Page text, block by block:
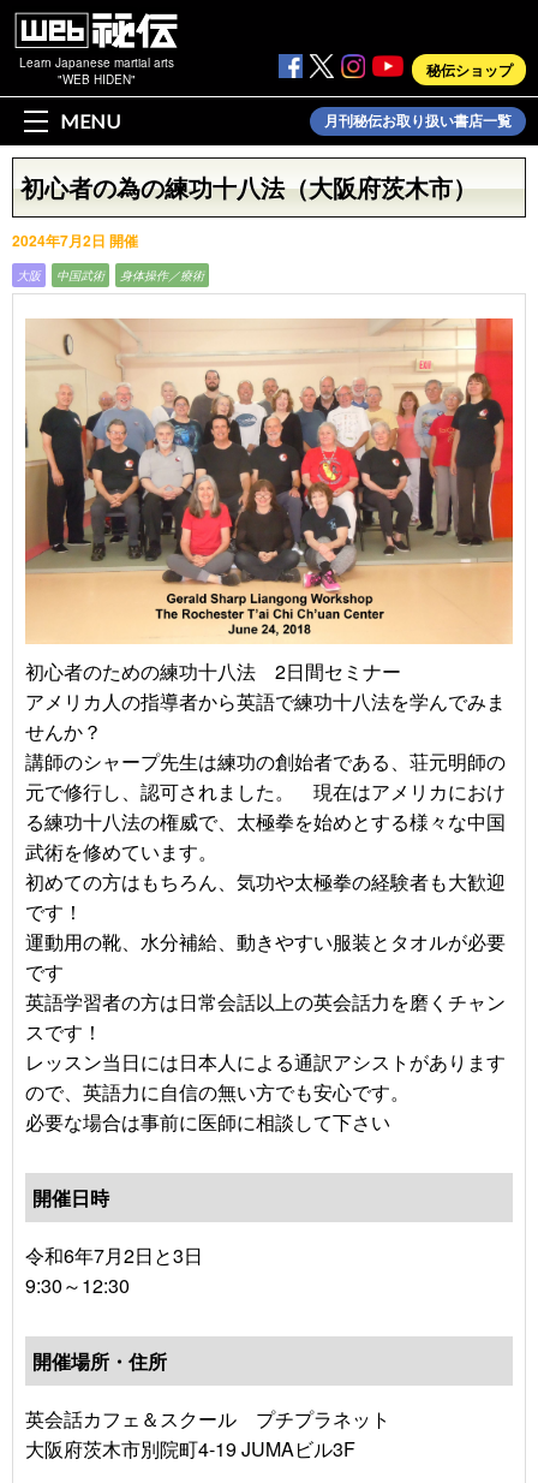
Learn Japanese martial arts
"WEB HIDEN"
秘伝ショップ
MENU 月刊秘伝お取り扱い書店一覧
初心者の為の練功十八法（大阪府茨木市）
2024年7月2日 開催
大阪 中国武術 身体操作／療術
初心者のための練功十八法 2日間セミナー
アメリカ人の指導者から英語で練功十八法を学んでみま
せんか？
講師のシャープ先生は練功の創始者である、荘元明師の
元で修行し、認可されました。 現在はアメリカにおけ
る練功十八法の権威で、太極拳を始めとする様々な中国
武術を修めています。
初めての方はもちろん、気功や太極拳の経験者も大歓迎
です！
運動用の靴、水分補給、動きやすい服装とタオルが必要
です
英語学習者の方は日常会話以上の英会話力を磨くチャン
スです！
レッスン当日には日本人による通訳アシストがあります
ので、英語力に自信の無い方でも安心です。
必要な場合は事前に医師に相談して下さい
開催日時
令和6年7月2日と3日
9:30～12:30
開催場所・住所
英会話カフェ＆スクール プチプラネット
大阪府茨木市別院町4-19 JUMAビル3F